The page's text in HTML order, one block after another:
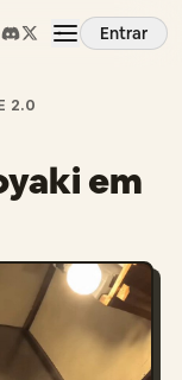
Entrar
2.0
em